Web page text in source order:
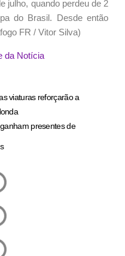
julho, quando perdeu de 2
do Brasil. Desde então
FR / Vitor Silva)
da Notícia
viaturas reforçarão a
presentes de